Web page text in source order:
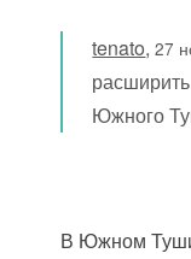
tenato,27
Южного
В Южном